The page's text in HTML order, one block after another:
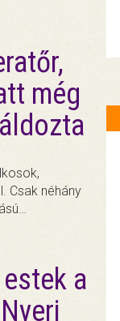
még
Csak néhány
a